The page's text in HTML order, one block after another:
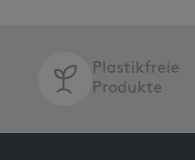
Plastikfreie
Produkte